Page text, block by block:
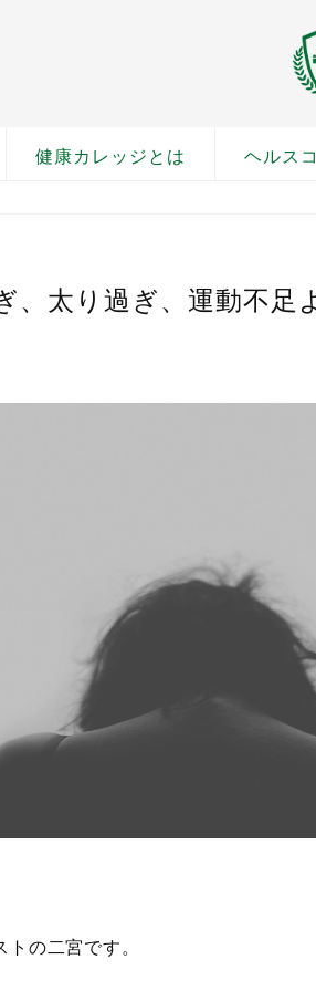
健康カレッジとは ヘルス
、太り過ぎ、運動不足
の二宮です。